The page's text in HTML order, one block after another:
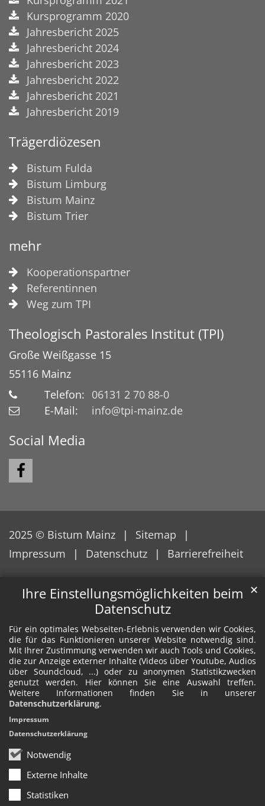
Ihre Einstellungsmöglichkeiten beim
Datenschutz
Für ein optimales Webseiten-Erlebnis verwenden wir Cookies,
die für das Funktionieren unserer Website notwendig sind.
Mit Ihrer Zustimmung verwenden wir auch Tools und Cookies,
die zur Anzeige externer Inhalte (Videos über Youtube, Audios
über Soundcloud, ...) oder zu anonymen Statistikzwecken
genutzt werden. Hier können Sie eine Auswahl treffen.
Weitere Informationen finden Sie in unserer
Datenschutzerklärung.
Notwendig
Externe Inhalte
Statistiken
✕
Impressum
Datenschutzerklärung
Kursprogramm 2020
Jahresbericht 2025
Jahresbericht 2024
Jahresbericht 2023
Jahresbericht 2022
Jahresbericht 2021
Jahresbericht 2019
Trägerdiözesen
Bistum Fulda
Bistum Limburg
Bistum Mainz
Bistum Trier
mehr
Kooperationspartner
Referentinnen
Weg zum TPI
Theologisch Pastorales Institut (TPI)
Große Weißgasse 15
55116 Mainz
Telefon: 06131 2 70 88-0
E-Mail:
info@tpi-mainz.de
Social Media
2025 © Bistum Mainz
Sitemap
Impressum
Datenschutz Barrierefreiheit